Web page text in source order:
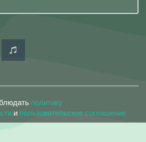
политику
и пользовательское соглашение